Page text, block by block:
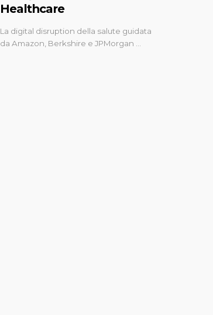
Healthcare
La digital disruption della salute guidata
da Amazon, Berkshire e JPMorgan …